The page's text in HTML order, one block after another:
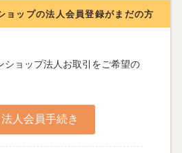
ョップの法人会員登録がまだの方
ショップ法人お取引をご希望の